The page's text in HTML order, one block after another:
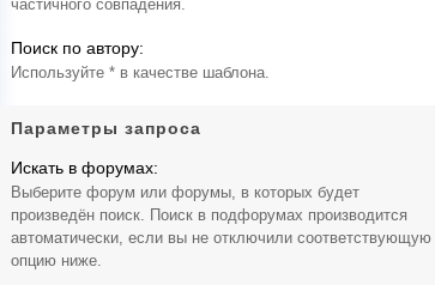
частичного совпадения.
Поиск по автору:
Используйте * в качестве шаблона.
Параметры запроса
Искать в форумах:
Выберите форум или форумы, в которых будет
произведён поиск. Поиск в подфорумах производится
автоматически, если вы не отключили соответствующую
опцию ниже.